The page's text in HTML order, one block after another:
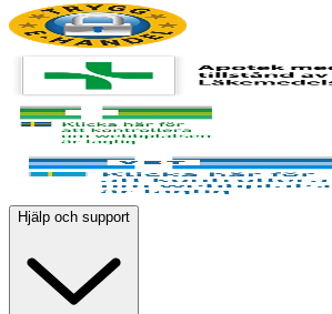
Hjälp och support